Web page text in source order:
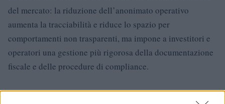
del mercato: la riduzione dell’anonimato operativo
aumenta la tracciabilità e riduce lo spazio per
comportamenti non trasparenti, ma impone a investitori e
operatori una gestione più rigorosa della documentazione
fiscale e delle procedure di compliance.